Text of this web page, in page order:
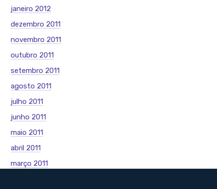
janeiro 2012
dezembro 2011
novembro 2011
outubro 2011
setembro 2011
agosto 2011
julho 2011
junho 2011
maio 2011
abril 2011
março 2011